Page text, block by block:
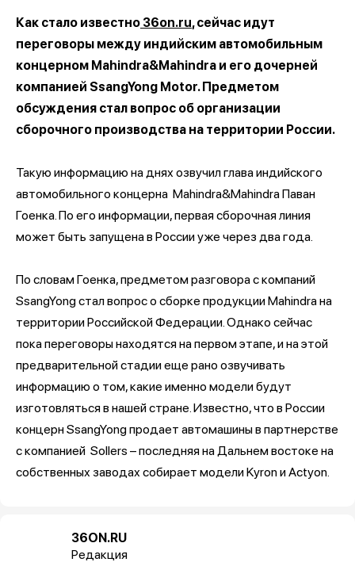
Как стало известно 36on.ru, сейчас идут
переговоры между индийским автомобильным
концерном Mahindra&Mahindra и его дочерней
компанией SsangYong Motor. Предметом
обсуждения стал вопрос об организации
сборочного производства на территории России.
Такую информацию на днях озвучил глава индийского
автомобильного концерна Mahindra&Mahindra Паван
Гоенка. По его информации, первая сборочная линия
может быть запущена в России уже через два года.
По словам Гоенка, предметом разговора с компаний
SsangYong стал вопрос о сборке продукции Mahindra на
территории Российской Федерации. Однако сейчас
пока переговоры находятся на первом этапе, и на этой
предварительной стадии еще рано озвучивать
информацию о том, какие именно модели будут
изготовляться в нашей стране. Известно, что в России
концерн SsangYong продает автомашины в партнерстве
с компанией Sollers – последняя на Дальнем востоке на
собственных заводах собирает модели Kyron и Actyon.
36ON.RU
Редакция